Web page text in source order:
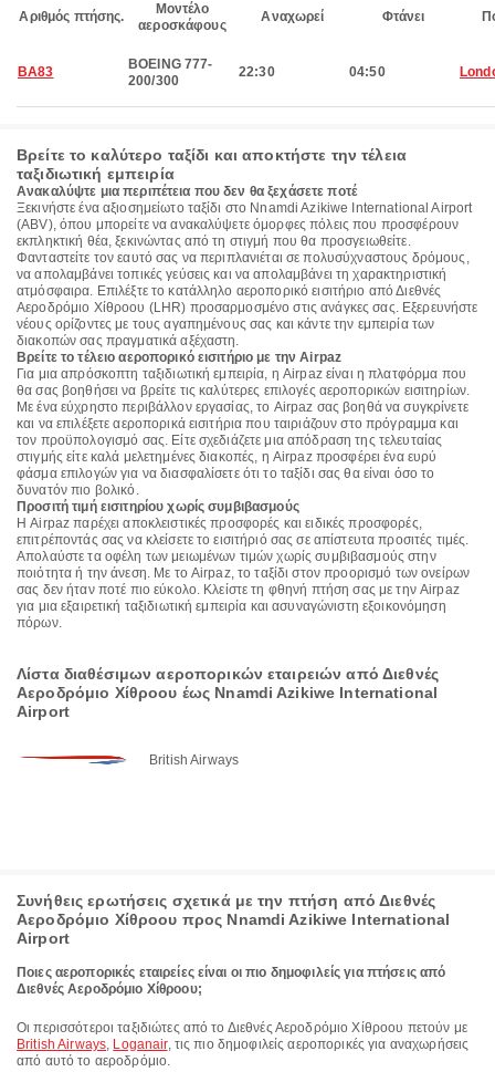
Αριθμός πτήσης.
Μοντέλο
αεροσκάφους
Αναχωρεί Φτάνει
BA83
BOEING 777-
200/300
22:30 04:50
Βρείτε το καλύτερο ταξίδι και αποκτήστε την τέλεια
ταξιδιωτική εμπειρία
Ανακαλύψτε μια περιπέτεια που δεν θα ξεχάσετε ποτέ
Ξεκινήστε ένα αξιοσημείωτο ταξίδι στο Nnamdi Azikiwe International Airport
(ABV), όπου μπορείτε να ανακαλύψετε όμορφες πόλεις που προσφέρουν
εκπληκτική θέα, ξεκινώντας από τη στιγμή που θα προσγειωθείτε.
Φανταστείτε τον εαυτό σας να περιπλανιέται σε πολυσύχναστους δρόμους,
να απολαμβάνει τοπικές γεύσεις και να απολαμβάνει τη χαρακτηριστική
ατμόσφαιρα. Επιλέξτε το κατάλληλο αεροπορικό εισιτήριο από Διεθνές
Αεροδρόμιο Χίθροου (LHR) προσαρμοσμένο στις ανάγκες σας. Εξερευνήστε
νέους ορίζοντες με τους αγαπημένους σας και κάντε την εμπειρία των
διακοπών σας πραγματικά αξέχαστη.
Βρείτε το τέλειο αεροπορικό εισιτήριο με την Airpaz
Για μια απρόσκοπτη ταξιδιωτική εμπειρία, η Airpaz είναι η πλατφόρμα που
θα σας βοηθήσει να βρείτε τις καλύτερες επιλογές αεροπορικών εισιτηρίων.
Με ένα εύχρηστο περιβάλλον εργασίας, το Airpaz σας βοηθά να συγκρίνετε
και να επιλέξετε αεροπορικά εισιτήρια που ταιριάζουν στο πρόγραμμα και
τον προϋπολογισμό σας. Είτε σχεδιάζετε μια απόδραση της τελευταίας
στιγμής είτε καλά μελετημένες διακοπές, η Airpaz προσφέρει ένα ευρύ
φάσμα επιλογών για να διασφαλίσετε ότι το ταξίδι σας θα είναι όσο το
δυνατόν πιο βολικό.
Προσιτή τιμή εισιτηρίου χωρίς συμβιβασμούς
Η Airpaz παρέχει αποκλειστικές προσφορές και ειδικές προσφορές,
επιτρέποντάς σας να κλείσετε το εισιτήριό σας σε απίστευτα προσιτές τιμές.
Απολαύστε τα οφέλη των μειωμένων τιμών χωρίς συμβιβασμούς στην
ποιότητα ή την άνεση. Με το Airpaz, το ταξίδι στον προορισμό των ονείρων
σας δεν ήταν ποτέ πιο εύκολο. Κλείστε τη φθηνή πτήση σας με την Airpaz
για μια εξαιρετική ταξιδιωτική εμπειρία και ασυναγώνιστη εξοικονόμηση
πόρων.
Λίστα διαθέσιμων αεροπορικών εταιρειών από Διεθνές
Αεροδρόμιο Χίθροου έως Nnamdi Azikiwe International
Airport
British Airways
Συνήθεις ερωτήσεις σχετικά με την πτήση από Διεθνές
Αεροδρόμιο Χίθροου προς Nnamdi Azikiwe International
Airport
Ποιες αεροπορικές εταιρείες είναι οι πιο δημοφιλείς για πτήσεις από
Διεθνές Αεροδρόμιο Χίθροου;
Οι περισσότεροι ταξιδιώτες από το Διεθνές Αεροδρόμιο Χίθροου πετούν με
British Airways, Loganair, τις πιο δημοφιλείς αεροπορικές για αναχωρήσεις
από αυτό το αεροδρόμιο.